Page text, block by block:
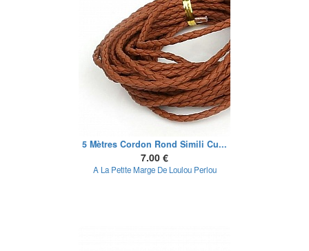
5 Mètres Cordon Rond Simili Cu...
7.00 €
A La Petite Marge De Loulou Perlou